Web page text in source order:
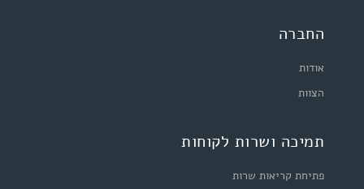
החברה
אודות
הצוות
תמיכה ושרות לקוחות
פתיחת קריאות שרות